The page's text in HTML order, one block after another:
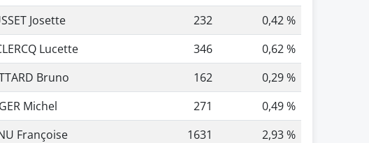
Josette 232
0,42 %
Lucette 346
0,62 %
Bruno 162
0,29 %
Michel 271
0,49 %
Françoise 1631
2,93 %